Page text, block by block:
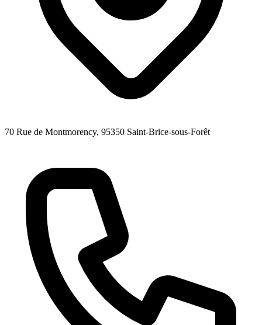
70 Rue de Montmorency, 95350 Saint-Brice-sous-Forêt